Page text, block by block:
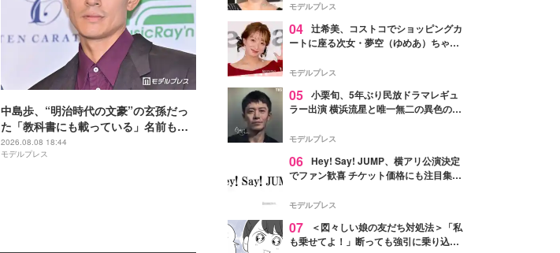
中島歩、“明治時代の文豪”の玄孫だっ
た「教科書にも載っている」名前も先
祖に由来
2026.08.08 18:44
モデルプレス
モデルプレス
04 辻希美、コストコでショッピングカ
ートに座る次女・夢空（ゆめあ）ちゃん
ぎ」「成長を感じる」の声
モデルプレス
05 小栗旬、5年ぶり民放ドラマレギュ
ラー出演 横浜流星と唯一無二の異色のバ
モデルプレス
06 Hey! Say! JUMP、横アリ公演決定
でファン歓喜 チケット価格にも注目集ま
モデルプレス
07
＜図々しい娘の友だち対処法＞「私
も乗せてよ！」断っても強引に乗り込ん